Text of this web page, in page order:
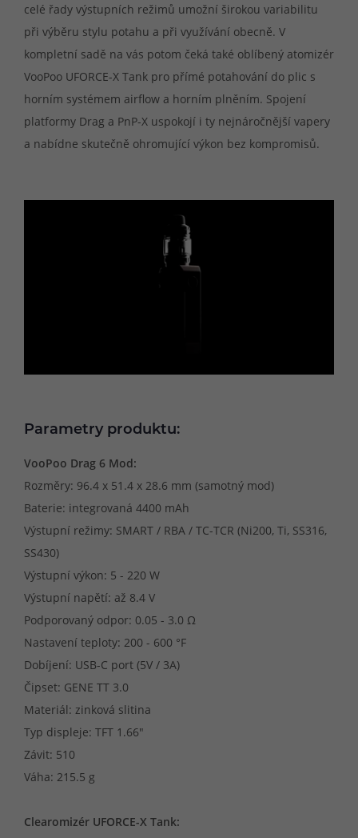
celé řady výstupních režimů umožní širokou variabilitu
při výběru stylu potahu a při využívání obecně. V
kompletní sadě na vás potom čeká také oblíbený atomizér
VooPoo UFORCE-X Tank pro přímé potahování do plic s
horním systémem airflow a horním plněním. Spojení
platformy Drag a PnP-X uspokojí i ty nejnáročnější vapery
a nabídne skutečně ohromující výkon bez kompromisů.
Parametry produktu:
VooPoo Drag 6 Mod:
Rozměry: 96.4 x 51.4 x 28.6 mm (samotný mod)
Baterie: integrovaná 4400 mAh
Výstupní režimy: SMART / RBA / TC-TCR (Ni200, Ti, SS316,
SS430)
Výstupní výkon: 5 - 220 W
Výstupní napětí: až 8.4 V
Podporovaný odpor: 0.05 - 3.0 Ω
Nastavení teploty: 200 - 600 °F
Dobíjení: USB-C port (5V / 3A)
Čipset: GENE TT 3.0
Materiál: zinková slitina
Typ displeje: TFT 1.66"
Závit: 510
Váha: 215.5 g
Clearomizér UFORCE-X Tank: